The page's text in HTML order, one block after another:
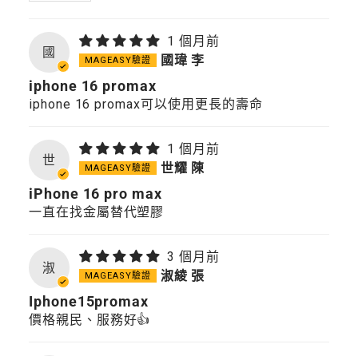
國
1 個月前
國瑋 李
iphone 16 promax
iphone 16 promax可以使用更長的壽命
世
1 個月前
世耀 陳
iPhone 16 pro max
一直在找金屬替代塑膠
淑
3 個月前
淑綾 張
Iphone15promax
價格親民、服務好👍